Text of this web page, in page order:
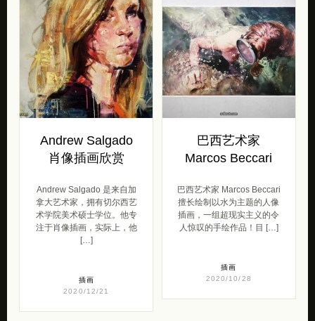
Andrew Salgado
肖像插画欣赏
Andrew Salgado 是来自加
拿大艺术家，拥有切尔西艺
术学院美术硕士学位。他专
注于肖像插画，实际上，他
[…]
插画
2020/12/21
巴西艺术家
Marcos Beccari
巴西艺术家 Marcos Beccari
擅长绘制以水为主题的人像
插画，一组超现实主义的令
人惊叹的手绘作品！目 […]
插画
2020/10/28